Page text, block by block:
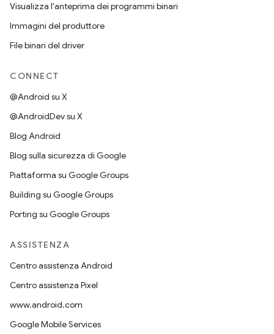
Visualizza l'anteprima dei programmi binari
Immagini del produttore
File binari del driver
CONNECT
@Android su X
@AndroidDev su X
Blog Android
Blog sulla sicurezza di Google
Piattaforma su Google Groups
Building su Google Groups
Porting su Google Groups
ASSISTENZA
Centro assistenza Android
Centro assistenza Pixel
www.android.com
Google Mobile Services